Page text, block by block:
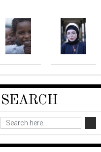
SEARCH